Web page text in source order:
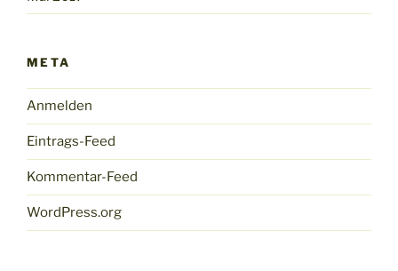
META
Anmelden
Eintrags-Feed
Kommentar-Feed
WordPress.org